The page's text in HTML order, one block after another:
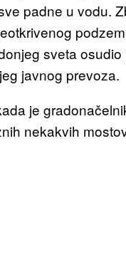
padne u vodu.
sveta
javnog prevoza.
je
nekakvih